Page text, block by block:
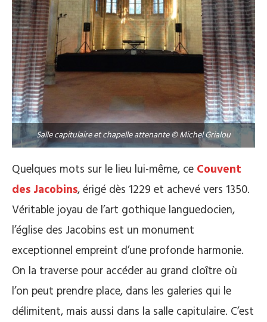
Salle capitulaire et chapelle attenante © Michel Grialou
Quelques mots sur le lieu lui-même, ce Couvent
des Jacobins, érigé dès 1229 et achevé vers 1350.
Véritable joyau de l’art gothique languedocien,
l’église des Jacobins est un monument
exceptionnel empreint d’une profonde harmonie.
On la traverse pour accéder au grand cloître où
l’on peut prendre place, dans les galeries qui le
délimitent, mais aussi dans la salle capitulaire. C’est